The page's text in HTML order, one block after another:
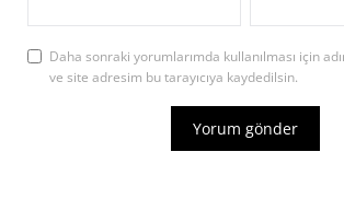
Daha sonraki yorumlarımda kullanılması için
ve site adresim bu tarayıcıya kaydedilsin.